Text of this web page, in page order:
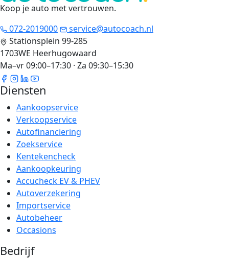
Koop je auto met vertrouwen.
072-2019000
service@autocoach.nl
Stationsplein 99-285
1703WE Heerhugowaard
Ma–vr 09:00–17:30 · Za 09:30–15:30
Diensten
Aankoopservice
Verkoopservice
Autofinanciering
Zoekservice
Kentekencheck
Aankoopkeuring
Accucheck EV & PHEV
Autoverzekering
Importservice
Autobeheer
Occasions
Bedrijf